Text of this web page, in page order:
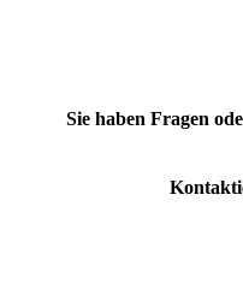
Sie haben Fragen